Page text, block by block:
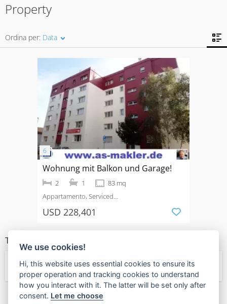
Property
Ordina per: Data
Wohnung mit Balkon und Garage!
2 1
83 mq
Appartamento, Serviced
USD 228,401
TIPI DI PROPRIETÀ
← Appartamento
We use cookies!
Hi, this website uses essential cookies to ensure its
proper operation and tracking cookies to understand
how you interact with it. The latter will be set only after
consent. Let me choose